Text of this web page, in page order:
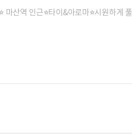
마산역 인근⭐타이&아로마⭐시원하게